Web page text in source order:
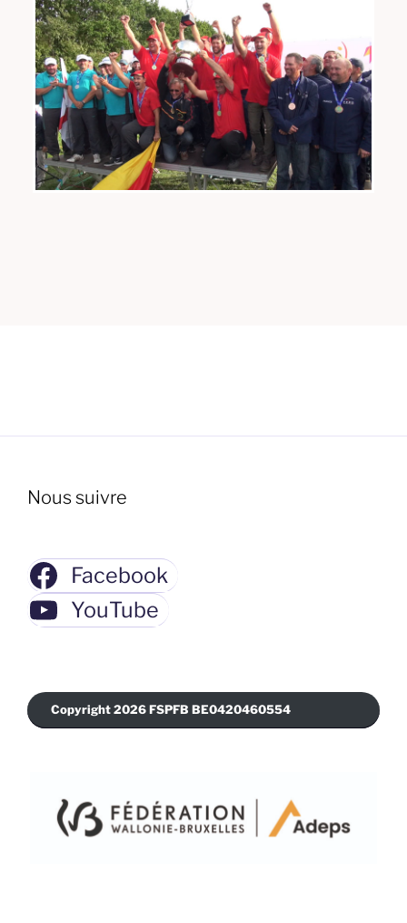
Nous suivre
Facebook
YouTube
Copyright 2026 FSPFB BE0420460554